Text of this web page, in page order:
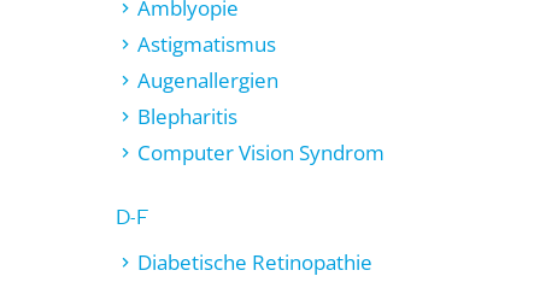
Amblyopie
Astigmatismus
Augenallergien
Blepharitis
Computer Vision Syndrom
D-F
Diabetische Retinopathie